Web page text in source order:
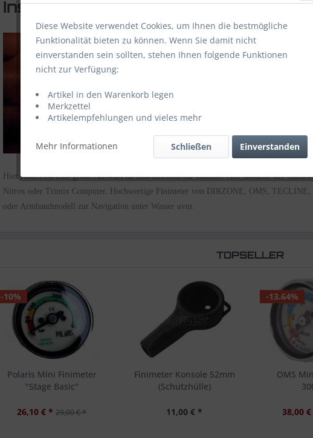
Instrumente und Tauchcomputer
Hier findes Du eine große Auswahl an Instrumenten für Taucher. Alle Modelle der
Nitrox oder Trimix Computer. Hochwertige Finimeter von DIRZONE, OMS, TECLINE,
oder Armbandmodell zur Navigation unter Wasser uvm.
TOPSELLER
-10%
Polaris Mini Finimeter
"Stage Basic"
26,10 € * 29,00 € *
Finimeter Konsole 52mm
(Schutzhülle)
11,00 € *
-13.64%
OMS
38,00
Diese Website verwendet Cookies, um Ihnen die bestmögliche
Funktionalität bieten zu können. Wenn Sie damit nicht
einverstanden sein sollten, stehen Ihnen folgende Funktionen
nicht zur Verfügung:
Artikel in den Warenkorb legen
Merkzettel
Artikelempfehlungen und vieles mehr
Mehr Informationen Einverstanden
Schließen